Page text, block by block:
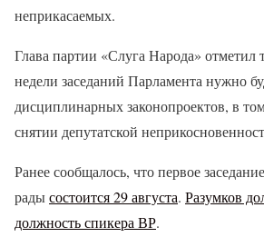
неприкасаемых.
Глава партии «Слуга Народа» отметил
недели заседаний Парламента нужно
дисциплинарных законопроектов, в
снятии депутатской
Ранее сообщалось, что первое
радысостоится 29 августа. Разумков
должность спикера ВР.